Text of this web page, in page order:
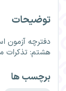
توضیحات
هشتم: تذکرات
برچسب ها